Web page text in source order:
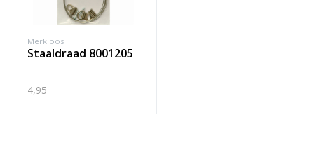
Merkloos
staaldraad 8001205
4,95